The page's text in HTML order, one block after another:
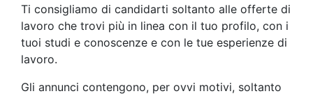
Ti consigliamo di candidarti soltanto alle offerte di
lavoro che trovi più in linea con il tuo profilo, con i
tuoi studi e conoscenze e con le tue esperienze di
lavoro.
Gli annunci contengono, per ovvi motivi, soltanto